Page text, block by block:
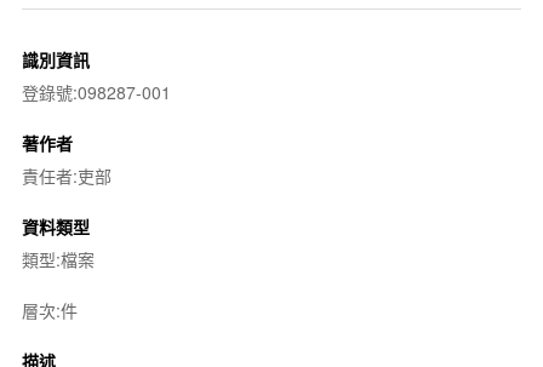
識別資訊
登錄號:098287-001
著作者
責任者:吏部
資料類型
類型:檔案
層次:件
描述